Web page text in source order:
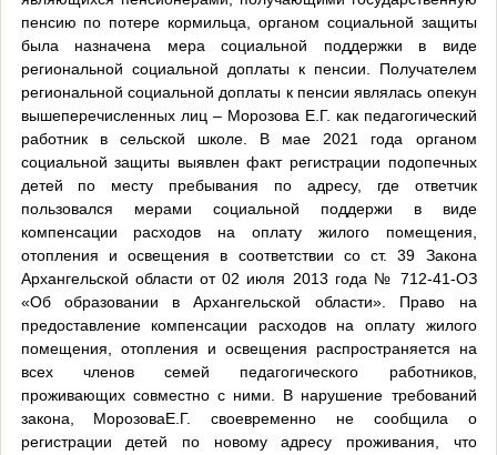
пенсию по потере кормильца, органом социальной защиты
была назначена мера социальной поддержки в виде
региональной социальной доплаты к пенсии. Получателем
региональной социальной доплаты к пенсии являлась опекун
вышеперечисленных лиц – Морозова Е.Г. как педагогический
работник в сельской школе. В мае 2021 года органом
социальной защиты выявлен факт регистрации подопечных
детей по месту пребывания по адресу, где ответчик
пользовался мерами социальной поддержи в виде
компенсации расходов на оплату жилого помещения,
отопления и освещения в соответствии со ст. 39 Закона
Архангельской области от 02 июля 2013 года № 712-41-ОЗ
«Об образовании в Архангельской области». Право на
предоставление компенсации расходов на оплату жилого
помещения, отопления и освещения распространяется на
всех членов семей педагогического работников,
проживающих совместно с ними. В нарушение требований
закона, МорозоваЕ.Г. своевременно не сообщила о
регистрации детей по новому адресу проживания, что